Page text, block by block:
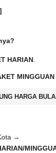
HARIAN.
MINGGUAN
HARGA
→